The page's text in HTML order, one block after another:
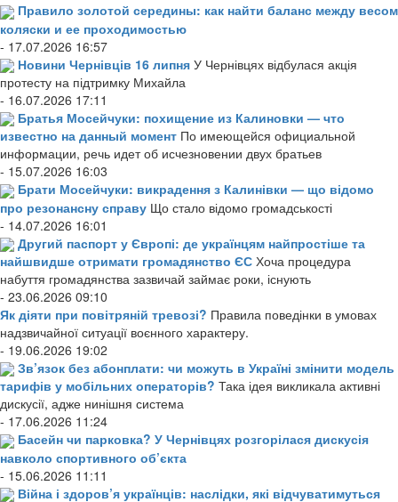
Правило золотой середины: как найти баланс между весом
коляски и ее проходимостью
- 17.07.2026 16:57
Новини Чернівців 16 липня У Чернівцях відбулася акція
протесту на підтримку Михайла
- 16.07.2026 17:11
Братья Мосейчуки: похищение из Калиновки — что
известно на данный момент По имеющейся официальной
информации, речь идет об исчезновении двух братьев
- 15.07.2026 16:03
Брати Мосейчуки: викрадення з Калинівки — що відомо
про резонансну справу Що стало відомо громадськості
- 14.07.2026 16:01
Другий паспорт у Європі: де українцям найпростіше та
найшвидше отримати громадянство ЄС Хоча процедура
набуття громадянства зазвичай займає роки, існують
- 23.06.2026 09:10
Як діяти при повітряній тревозі? Правила поведінки в умовах
надзвичайної ситуації воєнного характеру.
- 19.06.2026 19:02
Зв’язок без абонплати: чи можуть в Україні змінити модель
тарифів у мобільних операторів? Така ідея викликала активні
дискусії, адже нинішня система
- 17.06.2026 11:24
Басейн чи парковка? У Чернівцях розгорілася дискусія
навколо спортивного об’єкта
- 15.06.2026 11:11
Війна і здоров’я українців: наслідки, які відчуватимуться